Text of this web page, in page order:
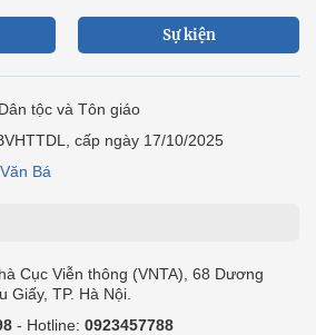
Sự kiện
tộc và Tôn giáo
cấp ngày 17/10/2025
Bá
Cục Viễn thông (VNTA), 68 Dương
TP. Hà Nội.
- Hotline: 0923457788